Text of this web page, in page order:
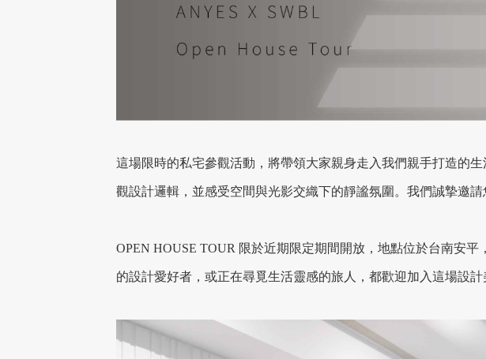
這場限時的私宅參觀活動，將帶領大家親身走入我們親手打造的
觀設計邏輯，並感受空間與光影交織下的靜謐氛圍。我們誠摯邀
OPEN HOUSE TOUR 限於近期限定期間開放，地點位於台南安
的設計愛好者，或正在尋覓生活靈感的旅人，都歡迎加入這場設